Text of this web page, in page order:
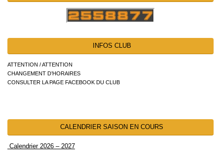
INFOS CLUB
ATTENTION / ATTENTION
CHANGEMENT D’HORAIRES
CONSULTER LA PAGE FACEBOOK DU CLUB
CALENDRIER SAISON EN COURS
Calendrier 2026 – 2027